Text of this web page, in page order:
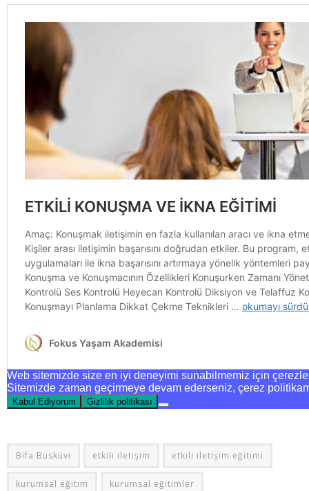
Bifa Büsküvi etkili iletişim etkili iletişim eğitimi
kurumsal eğitim kurumsal eğitimler